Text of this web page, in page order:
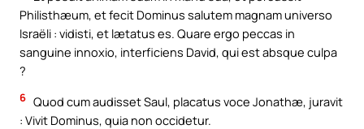
Philisthæum, et fecit Dominus salutem magnam universo
Israëli : vidisti, et lætatus es. Quare ergo peccas in
sanguine innoxio, interficiens David, qui est absque culpa
?
6 Quod cum audisset Saul, placatus voce Jonathæ, juravit
: Vivit Dominus, quia non occidetur.